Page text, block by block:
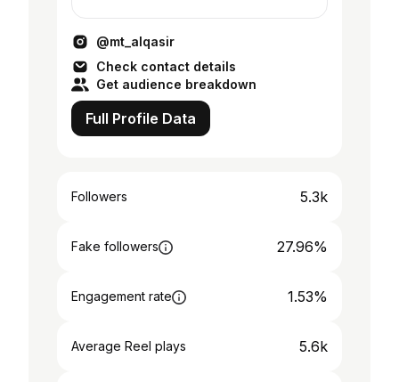
@mt_alqasir
Check contact details
Get audience breakdown
Full Profile Data
Followers 5.3k
Fake followers 27.96%
Engagement rate 1.53%
Average Reel plays 5.6k